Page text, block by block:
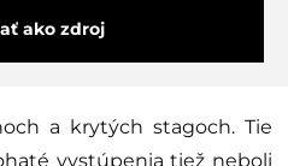
ako zdroj
a krytých stagoch. Tie
vystúpenia tiež neboli